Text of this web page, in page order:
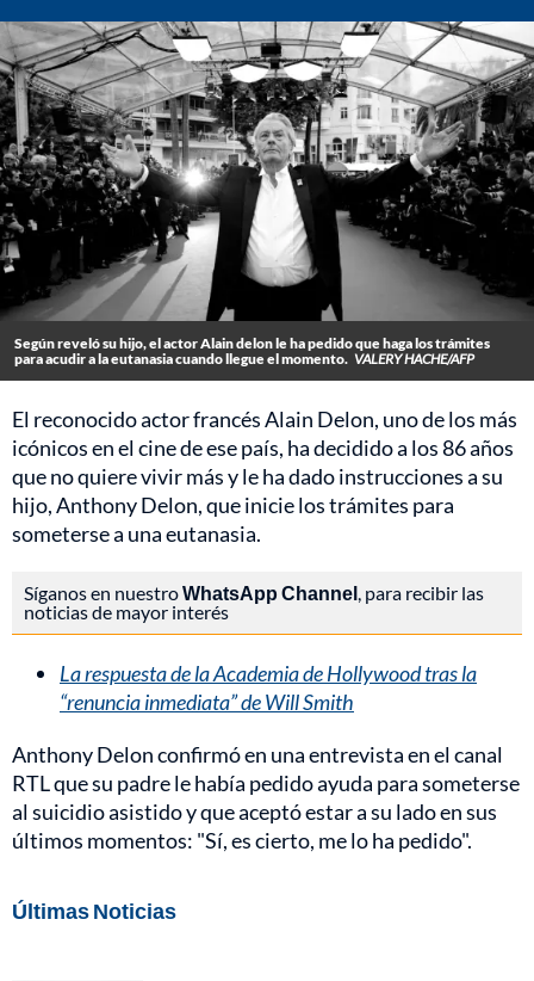
Según reveló su hijo, el actor Alain delon le ha pedido que haga los trámites
para acudir a la eutanasia cuando llegue el momento. VALERY HACHE/AFP
El reconocido actor francés Alain Delon, uno de los más
icónicos en el cine de ese país, ha decidido a los 86 años
que no quiere vivir más y le ha dado instrucciones a su
hijo, Anthony Delon, que inicie los trámites para
someterse a una eutanasia.
Síganos en nuestroWhatsApp Channel, para recibir las
noticias de mayor interés
La respuesta de la Academia de Hollywood tras la
“renuncia inmediata” de Will Smith
Anthony Delon confirmó en una entrevista en el canal
RTL que su padre le había pedido ayuda para someterse
al suicidio asistido y que aceptó estar a su lado en sus
últimos momentos: "Sí, es cierto, me lo ha pedido".
Últimas Noticias